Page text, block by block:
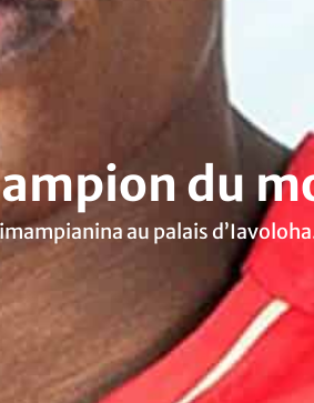
du
au palais